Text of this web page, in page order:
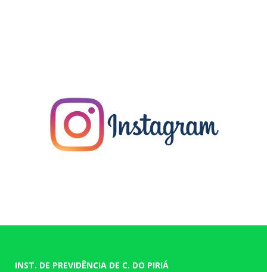
INST. DE PREVIDÊNCIA DE C. DO PIRIÁ